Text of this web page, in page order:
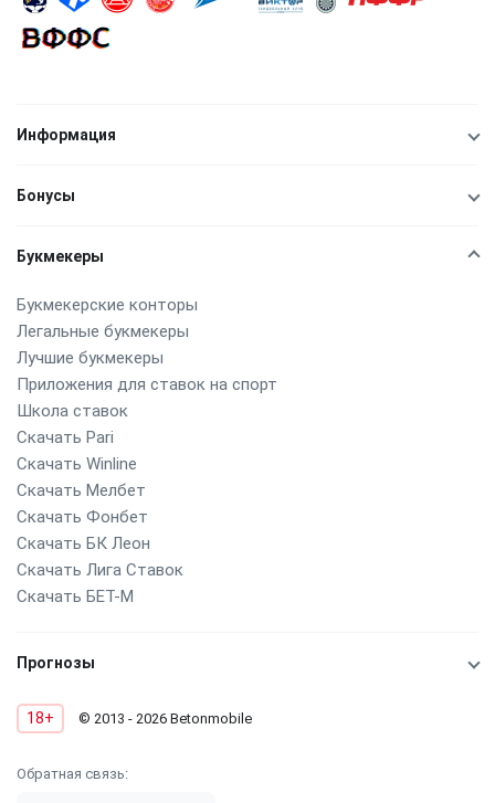
Информация
Бонусы
Букмекеры
Букмекерские конторы
Легальные букмекеры
Лучшие букмекеры
Приложения для ставок на спорт
Школа ставок
Скачать Pari
Скачать Winline
Скачать Мелбет
Скачать Фонбет
Скачать БК Леон
Скачать Лига Ставок
Скачать БЕТ-М
Прогнозы
18+ © 2013 - 2026 Betonmobile
Обратная связь: